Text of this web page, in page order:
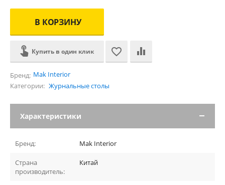
В КОРЗИНУ
Купить в один клик
Бренд: Mak Interior
Категории: Журнальные столы
Характеристики
Бренд: Mak Interior
Страна
производитель:
Китай